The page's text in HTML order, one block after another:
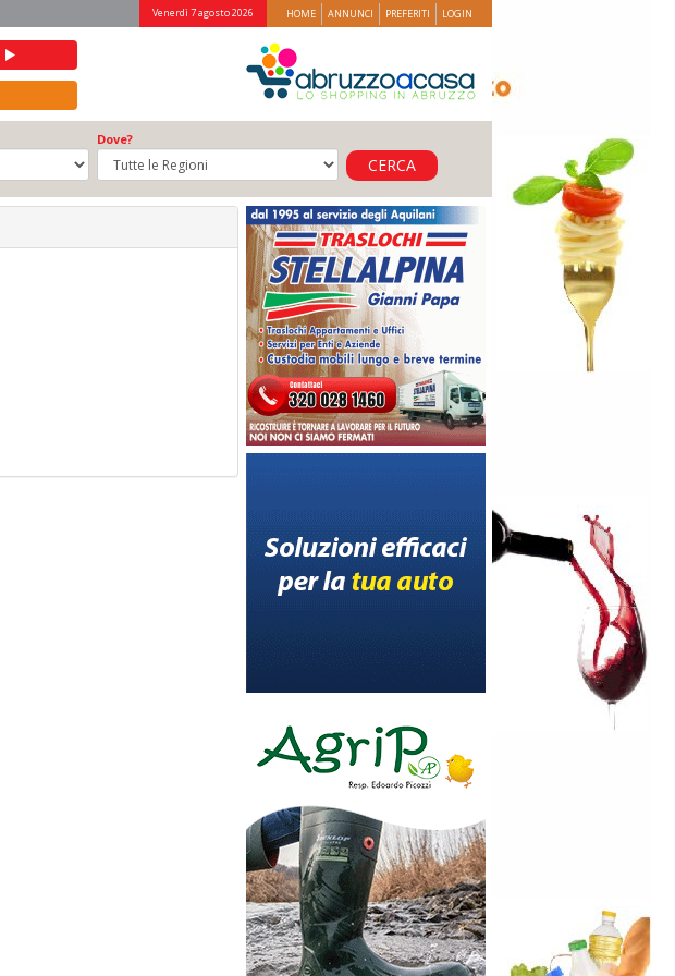
HOME ANNUNCI PREFERITI LOGIN
Venerdì 7 agosto 2026
Dove?
CERCA